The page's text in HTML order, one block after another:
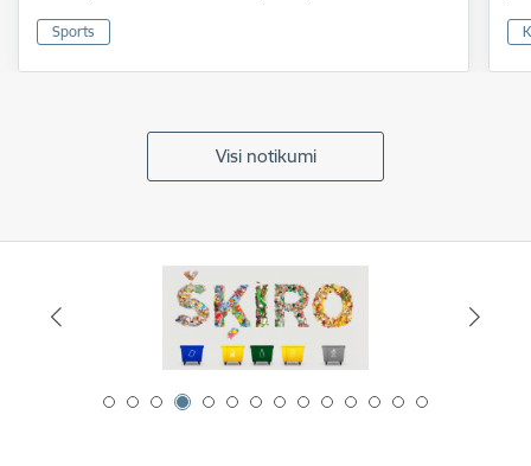
Sports
Visi notikumi